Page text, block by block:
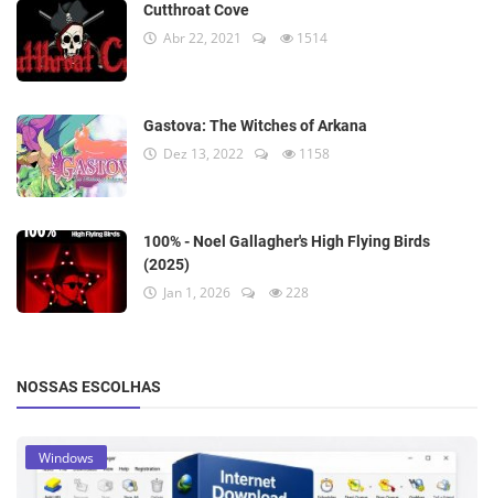
Cutthroat Cove
Abr 22, 2021 1514
Gastova: The Witches of Arkana
Dez 13, 2022 1158
100% - Noel Gallagher's High Flying Birds
(2025)
Jan 1, 2026 228
NOSSAS ESCOLHAS
Windows